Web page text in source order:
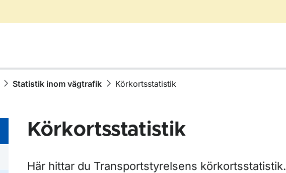
Statistik inom vägtrafik Körkortsstatistik
Undermeny för Statistik inom vägtrafik
Körkortsstatistik
Här hittar du Transportstyrelsens körkortsstatistik.